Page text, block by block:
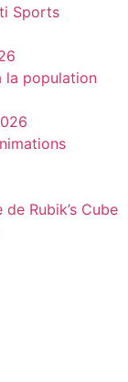
Sports
la population
Rubik’s Cube